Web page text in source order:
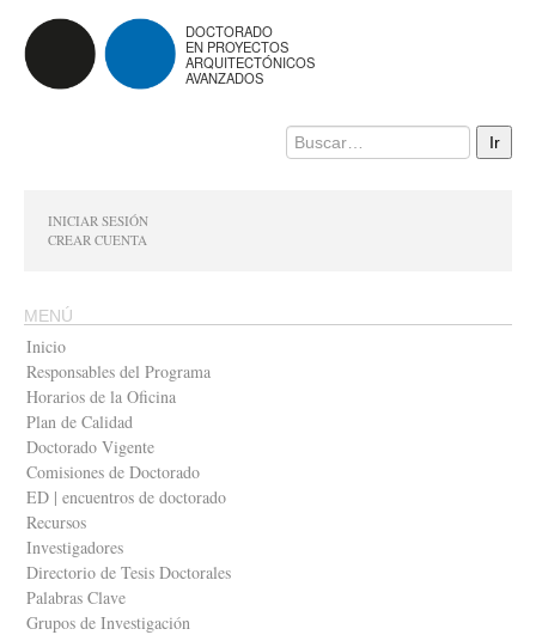
DOCTORADO
EN PROYECTOS
ARQUITECTÓNICOS
AVANZADOS
INICIAR SESIÓN
CREAR CUENTA
MENÚ
Inicio
Responsables del Programa
Horarios de la Oficina
Plan de Calidad
Doctorado Vigente
Comisiones de Doctorado
ED | encuentros de doctorado
Recursos
Investigadores
Directorio de Tesis Doctorales
Palabras Clave
Grupos de Investigación